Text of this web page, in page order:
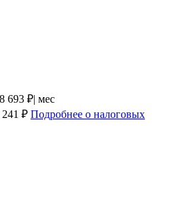
693 ₽| мес
241 ₽ Подробнее о налоговых